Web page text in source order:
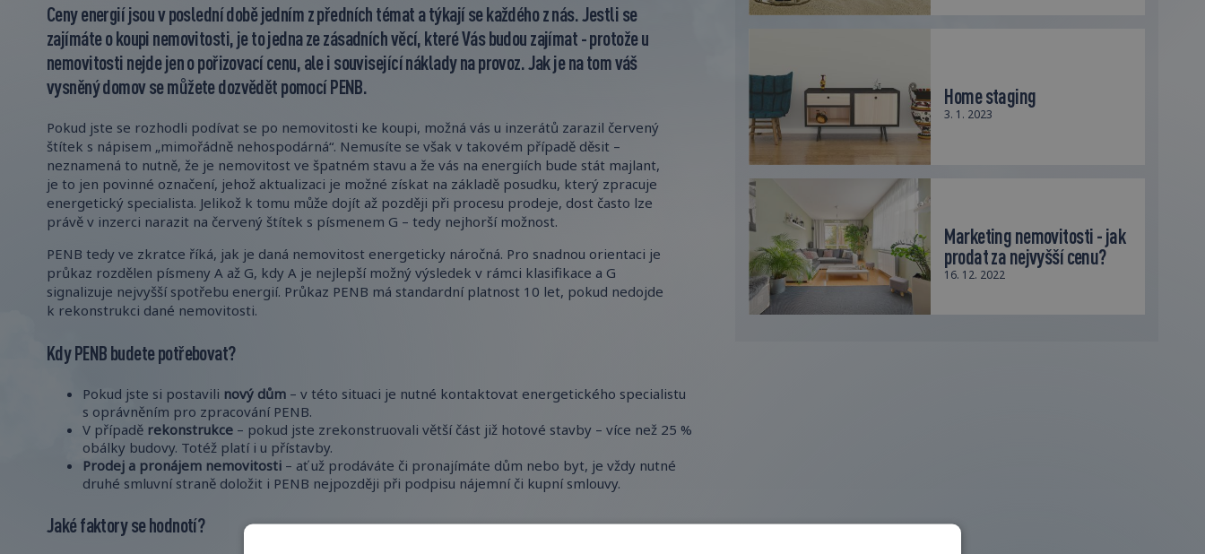
Ceny energií jsou v poslední době jedním z předních témat a týkají se každého z nás. Jestli se
zajímáte o koupi nemovitosti, je to jedna ze zásadních věcí, které Vás budou zajímat - protože u
nemovitosti nejde jen o pořizovací cenu, ale i související náklady na provoz. Jak je na tom váš
vysněný domov se můžete dozvědět pomocí PENB.
Pokud jste se rozhodli podívat se po nemovitosti ke koupi, možná vás u inzerátů zarazil červený
štítek s nápisem „mimořádně nehospodárná“. Nemusíte se však v takovém případě děsit –
neznamená to nutně, že je nemovitost ve špatném stavu a že vás na energiích bude stát majlant,
je to jen povinné označení, jehož aktualizaci je možné získat na základě posudku, který zpracuje
energetický specialista. Jelikož k tomu může dojít až později při procesu prodeje, dost často lze
právě v inzerci narazit na červený štítek s písmenem G – tedy nejhorší možnost.
PENB tedy ve zkratce říká, jak je daná nemovitost energeticky náročná. Pro snadnou orientaci je
průkaz rozdělen písmeny A až G, kdy A je nejlepší možný výsledek v rámci klasifikace a G
signalizuje nejvyšší spotřebu energií. Průkaz PENB má standardní platnost 10 let, pokud nedojde
k rekonstrukci dané nemovitosti.
Kdy PENB budete potřebovat?
Pokud jste si postavili nový dům – v této situaci je nutné kontaktovat energetického specialistu
s oprávněním pro zpracování PENB.
V případě rekonstrukce – pokud jste zrekonstruovali větší část již hotové stavby – více než 25 %
obálky budovy. Totéž platí i u přístavby.
Prodej a pronájem nemovitosti – ať už prodáváte či pronajímáte dům nebo byt, je vždy nutné
druhé smluvní straně doložit i PENB nejpozději při podpisu nájemní či kupní smlouvy.
Jaké faktory se hodnotí?
Home staging
3. 1. 2023
Marketing nemovitosti - jak
prodat za nejvyšší cenu?
16. 12. 2022